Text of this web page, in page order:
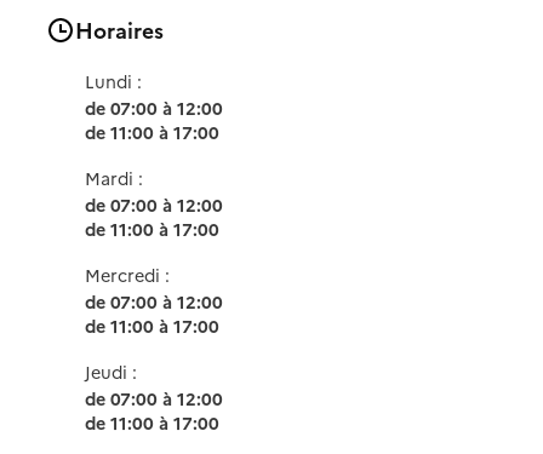
Horaires
Lundi :
de 07:00 à 12:00
de 11:00 à 17:00
Mardi :
de 07:00 à 12:00
de 11:00 à 17:00
Mercredi :
de 07:00 à 12:00
de 11:00 à 17:00
Jeudi :
de 07:00 à 12:00
de 11:00 à 17:00